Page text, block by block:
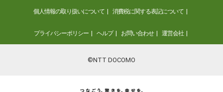
個人情報の取り扱いについて 消費税に関する表記について
プライバシーポリシー ヘルプ お問い合わせ 運営会社
©NTT DOCOMO